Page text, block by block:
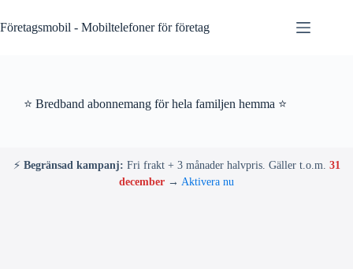
to
content
Företagsmobil - Mobiltelefoner för företag
⭐ Bredband abonnemang för hela familjen hemma ⭐
⚡ Begränsad kampanj: Fri frakt + 3 månader halvpris. Gäller t.o.m. 31
december → Aktivera nu